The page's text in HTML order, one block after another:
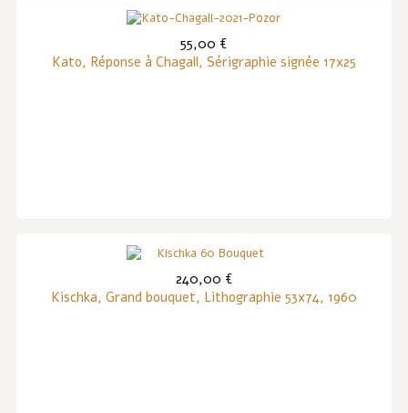
55,00 €
Kato, Réponse à Chagall, Sérigraphie signée 17x25
240,00 €
Kischka, Grand bouquet, Lithographie 53x74, 1960